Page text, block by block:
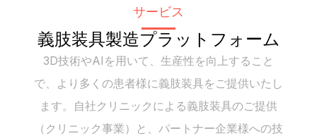
サービス
義肢装具製造プラットフォーム
3D技術やAIを用いて、生産性を向上すること
で、より多くの患者様に義肢装具をご提供いたし
ます。自社クリニックによる義肢装具のご提供
（クリニック事業）と、パートナー企業様への技